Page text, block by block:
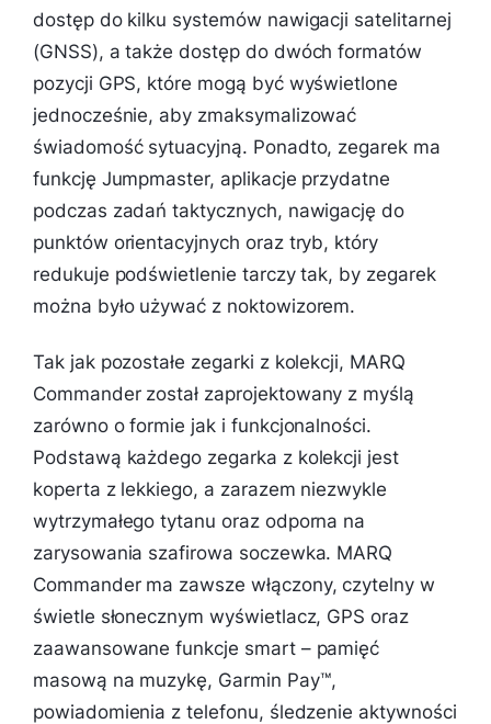
dostęp do kilku systemów nawigacji satelitarnej
(GNSS), a także dostęp do dwóch formatów
pozycji GPS, które mogą być wyświetlone
jednocześnie, aby zmaksymalizować
świadomość sytuacyjną. Ponadto, zegarek ma
funkcję Jumpmaster, aplikacje przydatne
podczas zadań taktycznych, nawigację do
punktów orientacyjnych oraz tryb, który
redukuje podświetlenie tarczy tak, by zegarek
można było używać z noktowizorem.
Tak jak pozostałe zegarki z kolekcji, MARQ
Commander został zaprojektowany z myślą
zarówno o formie jak i funkcjonalności.
Podstawą każdego zegarka z kolekcji jest
koperta z lekkiego, a zarazem niezwykle
wytrzymałego tytanu oraz odporna na
zarysowania szafirowa soczewka. MARQ
Commander ma zawsze włączony, czytelny w
świetle słonecznym wyświetlacz, GPS oraz
zaawansowane funkcje smart – pamięć
masową na muzykę, Garmin Pay™,
powiadomienia z telefonu, śledzenie aktywności